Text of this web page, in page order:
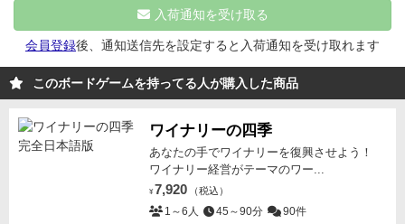
入荷通知を受け取る
会員登録後、通知送信先を設定すると入荷通知を受け取れます
このボードゲームを持ってる人が購入した商品
ワイナリーの四季
あなたの手でワイナリーを復興させよう！
ワイナリー経営がテーマのワー...
¥ 7,920 （税込）
1～6人 45～90分 90件